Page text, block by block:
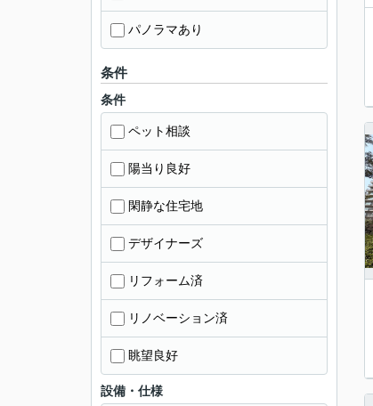
パノラマあり
条件
条件
ペット相談
陽当り良好
閑静な住宅地
デザイナーズ
リフォーム済
リノベーション済
眺望良好
設備・仕様